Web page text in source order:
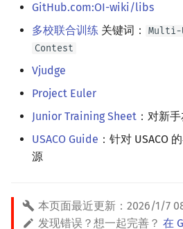
GitHub.com:OI-wiki/libs
多校联合训练 关键词：
Multi-
Contest
Vjudge
Project Euler
Junior Training Sheet ：对新
USACO Guide ：针对 USACO
源
本页面最近更新： 2026/1/7
发现错误？想一起完善？ 在